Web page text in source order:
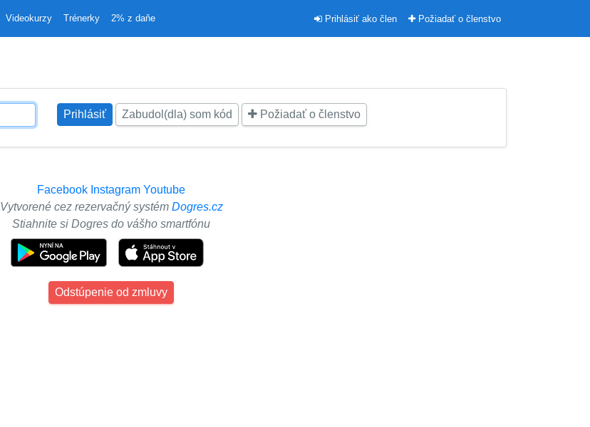
Videokurzy Trénerky 2% z daňe Prihlásiť ako člen Požiadať o členstvo
Zabudol(dla) som kód Požiadať o členstvo
Facebook Instagram Youtube
Vytvorené cez rezervačný systém Dogres.cz
Stiahnite si Dogres do vášho smartfónu
Odstúpenie od zmluvy